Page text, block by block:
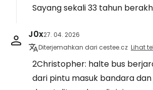
Sayang sekali 33 tahun
J0x27. 04. 2026
Diterjemahkan dari cestee.cz Lihat
2Christopher: halte bus
dari pintu masuk bandara